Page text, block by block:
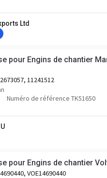
Ltd
pour Engins de chantier
11241512
Numéro de référence TK51650
pour Engins de chantier
VOE14690440